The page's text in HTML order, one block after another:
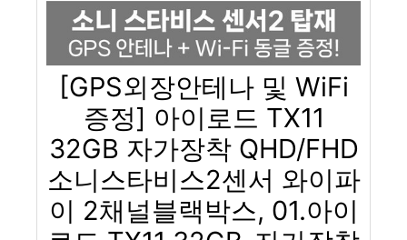
[GPS외장안테나 및 WiFi
증정] 아이로드 TX11
32GB 자가장착 QHD/FHD
소니스타비스2센서 와이파
이 2채널블랙박스, 01.아이